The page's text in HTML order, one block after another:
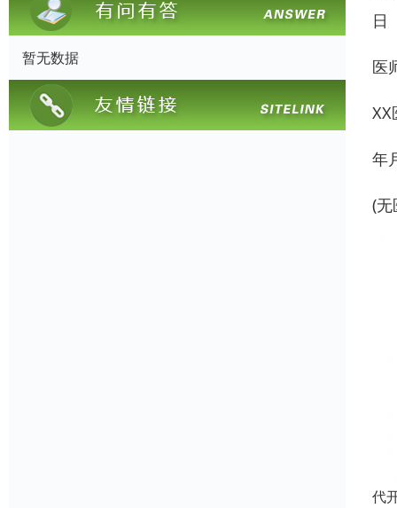
暂无数据
日
医
XX
年
(
代